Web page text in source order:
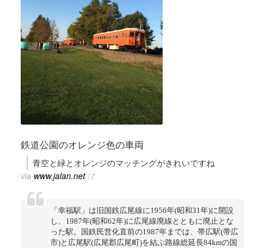
鉄道公園のオレンジ色の車両
青空と緑とオレンジのマッチングがきれいですね
via www.jalan.net
「幸福駅」は旧国鉄広尾線に1956年(昭和31年)に開設
し、1987年(昭和62年)に広尾線廃線とともに廃止とな
った駅。国鉄民営化直前の1987年までは、帯広駅(帯広
市)と広尾駅(広尾郡広尾町)を結ぶ路線総延長84kmの国